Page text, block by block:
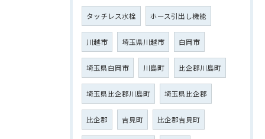
タッチレス水栓 ホース引出し機能
川越市 埼玉県川越市 白岡市
埼玉県白岡市 川島町 比企郡川島町
埼玉県比企郡川島町 埼玉県比企郡
比企郡 吉見町 比企郡吉見町